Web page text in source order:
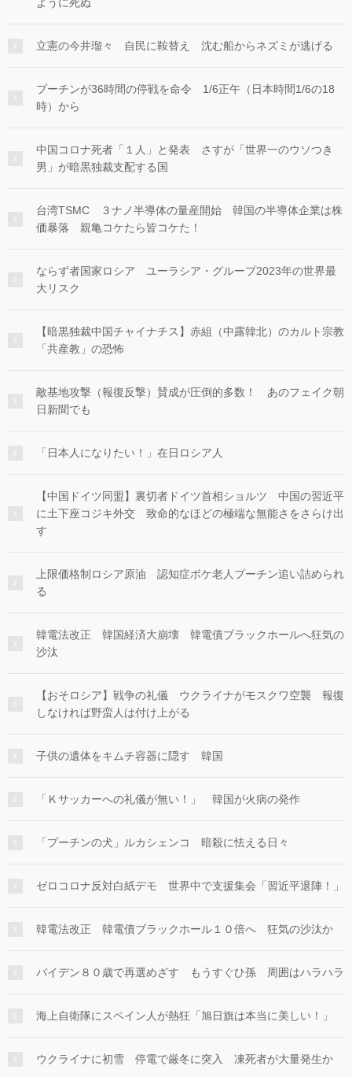
ように死ぬ
立憲の今井瑠々 自民に鞍替え 沈む船からネズミが逃げる
プーチンが36時間の停戦を命令 1/6正午（日本時間1/6の18
時）から
中国コロナ死者「１人」と発表 さすが「世界一のウソつき
男」が暗黒独裁支配する国
台湾TSMC ３ナノ半導体の量産開始 韓国の半導体企業は株
価暴落 親亀コケたら皆コケた！
ならず者国家ロシア ユーラシア・グループ2023年の世界最
大リスク
【暗黒独裁中国チャイナチス】赤組（中露韓北）のカルト宗教
「共産教」の恐怖
敵基地攻撃（報復反撃）賛成が圧倒的多数！ あのフェイク朝
日新聞でも
「日本人になりたい！」在日ロシア人
【中国ドイツ同盟】裏切者ドイツ首相ショルツ 中国の習近平
に土下座コジキ外交 致命的なほどの極端な無能さをさらけ出
す
上限価格制ロシア原油 認知症ボケ老人プーチン追い詰められ
る
韓電法改正 韓国経済大崩壊 韓電債ブラックホールへ狂気の
沙汰
【おそロシア】戦争の礼儀 ウクライナがモスクワ空襲 報復
しなければ野蛮人は付け上がる
子供の遺体をキムチ容器に隠す 韓国
「Ｋサッカーへの礼儀が無い！」 韓国が火病の発作
「プーチンの犬」ルカシェンコ 暗殺に怯える日々
ゼロコロナ反対白紙デモ 世界中で支援集会「習近平退陣！」
韓電法改正 韓電債ブラックホール１０倍へ 狂気の沙汰か
バイデン８０歳で再選めざす もうすぐひ孫 周囲はハラハラ
海上自衛隊にスペイン人が熱狂「旭日旗は本当に美しい！」
ウクライナに初雪 停電で厳冬に突入 凍死者が大量発生か